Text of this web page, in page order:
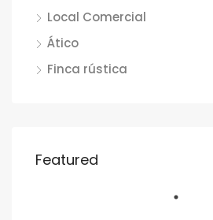
Local Comercial
Ático
Finca rústica
Featured